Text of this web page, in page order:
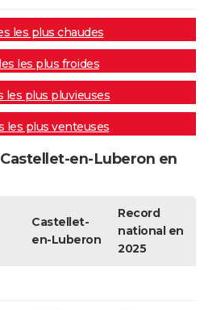
les plus chaudes
les plus froides
les plus pluvieuses
les plus venteuses
en-Luberon en
Castellet-
en-Luberon
Record
national en
2025